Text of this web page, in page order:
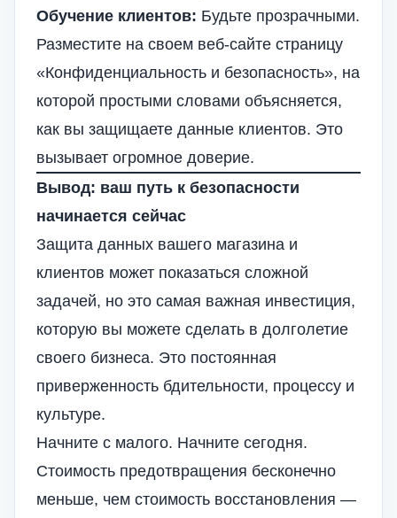
Обучение клиентов: Будьте прозрачными.
Разместите на своем веб-сайте страницу
«Конфиденциальность и безопасность», на
которой простыми словами объясняется,
как вы защищаете данные клиентов. Это
вызывает огромное доверие.
Вывод: ваш путь к безопасности
начинается сейчас
Защита данных вашего магазина и
клиентов может показаться сложной
задачей, но это самая важная инвестиция,
которую вы можете сделать в долголетие
своего бизнеса. Это постоянная
приверженность бдительности, процессу и
культуре.
Начните с малого. Начните сегодня.
Стоимость предотвращения бесконечно
меньше, чем стоимость восстановления —